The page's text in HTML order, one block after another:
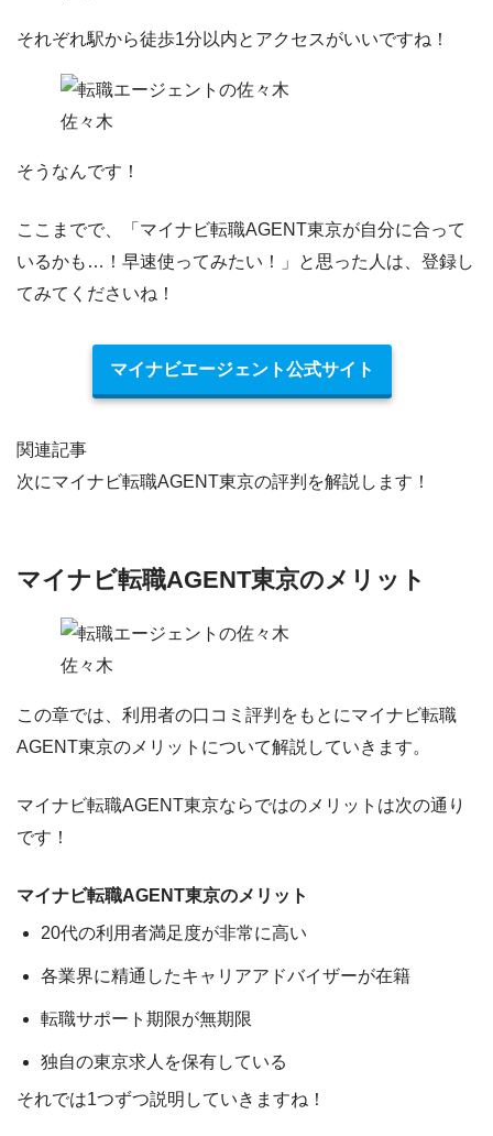
それぞれ駅から徒歩1分 以内とアクセスがいいですね！
佐々木
そうなんです！
ここまでで、「マイナビ転職AGENT東京が自分に合って
いるかも…！早速使ってみたい！」と思った人は、登録し
てみてくださいね！
マイナビエージェント公式サイト
関連記事
次にマイナビ転職AGENT東京の評判を解説します！
マイナビ転職AGENT東京のメリット
佐々木
この章では、利用者の口コミ評判をもとにマイナビ転職
AGENT東京のメリットについて解説していきます。
マイナビ転職AGENT東京ならではのメリットは次の通り
です！
マイナビ転職AGENT東京のメリット
20代の利用者満足度が非常に高い
各業界に精通したキャリアアドバイザーが在籍
転職サポート期限が無期限
独自の東京求人を保有している
それでは1つずつ説明していきますね！